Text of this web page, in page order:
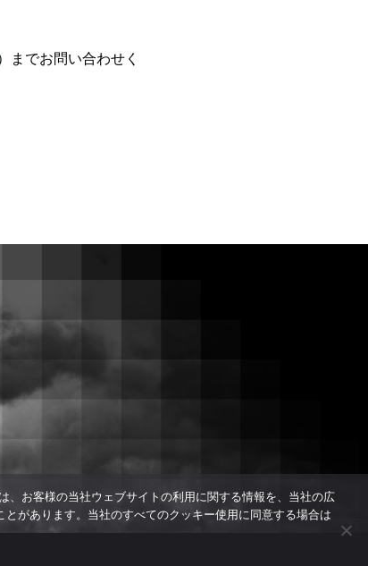
までお問い合わせく
お客様の当社ウェブサイトの利用に関する情報を、当社の広
があります。当社のすべてのクッキー使用に同意する場合は